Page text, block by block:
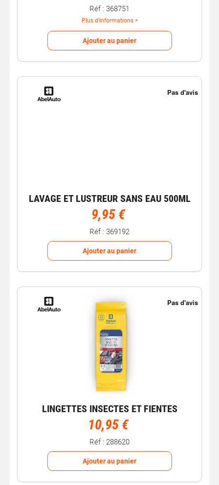
Réf : 368751
Plus d'informations >
Ajouter au panier
LAVAGE ET LUSTREUR SANS EAU 500ML
9,95 €
Réf : 369192
Ajouter au panier
LINGETTES INSECTES ET FIENTES
10,95 €
Réf : 288620
Ajouter au panier